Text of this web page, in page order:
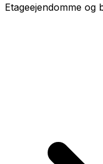
Etageejendomme og